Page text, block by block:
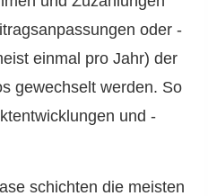
oder -
einmal pro Jahr) der
gewechselt werden. So
und -
schichten die meisten